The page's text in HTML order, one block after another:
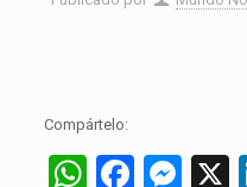
Compártelo: